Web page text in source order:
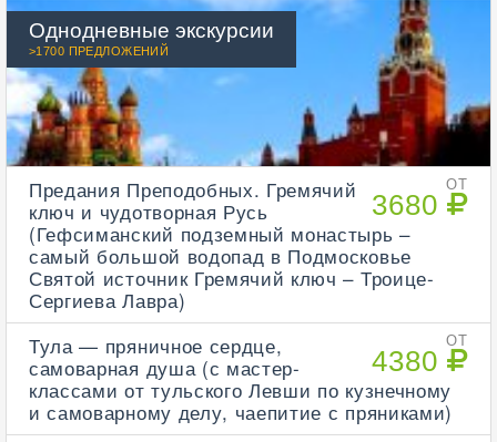
Однодневные экскурсии
>1700 ПРЕДЛОЖЕНИЙ
ОТ
3680
Предания Преподобных. Гремячий
ключ и чудотворная Русь
(Гефсиманский подземный монастырь –
самый большой водопад в Подмосковье
Святой источник Гремячий ключ – Троице-
Сергиева Лавра)
ОТ
4380
Тула — пряничное сердце,
самоварная душа (с мастер-
классами от тульского Левши по кузнечному
и самоварному делу, чаепитие с пряниками)